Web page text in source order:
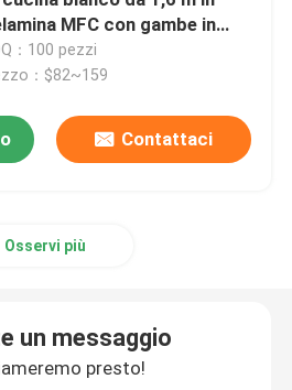
altezza dell'ufficio
茶鍒犻櫎銆佸凡鏇村悕鎴栨殏
MFC con gambe in
：100 pezzi
：$82~159
Contattaci
Osservi più
un messaggio
presto!